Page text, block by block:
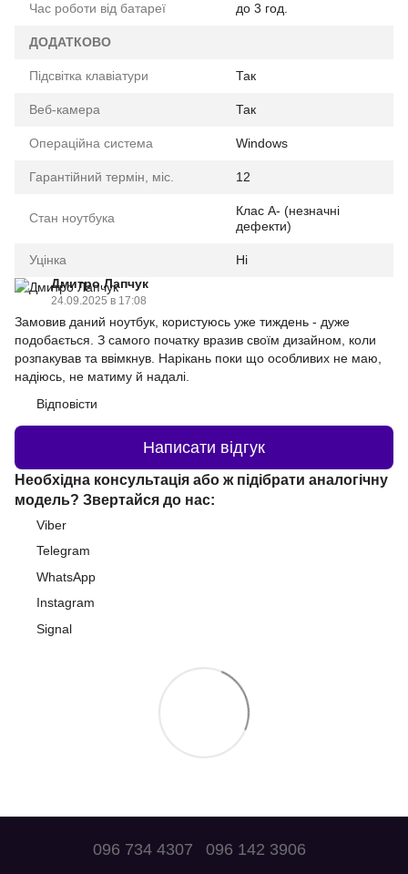
Час роботи від батареї до 3 год.
ДОДАТКОВО
Підсвітка клавіатури Так
Веб-камера Так
Операційна система Windows
Гарантійний термін, міс. 12
Стан ноутбука
Клас A- (незначні
дефекти)
Уцінка
Ні
Дмитро Лапчук
24.09.2025 в 17:08
Замовив даний ноутбук, користуюсь уже тиждень - дуже
подобається. З самого початку вразив своїм дизайном, коли
розпакував та ввімкнув. Нарікань поки що особливих не маю,
надіюсь, не матиму й надалі.
Відповісти
Написати відгук
Необхідна консультація або ж підібрати аналогічну
модель? Звертайся до нас:
Viber
Telegram
WhatsApp
Instagram
Signal
096 734 4307 096 142 3906